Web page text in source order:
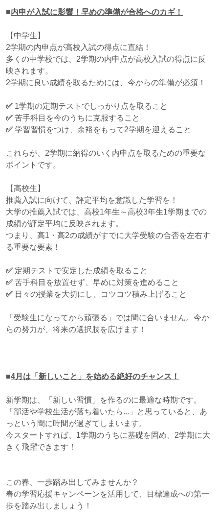
■内申が入試に影響！早めの準備が合格へのカギ！
【中学生】
2学期の内申点が高校入試の得点に直結！
多くの中学校では、2学期の内申点が高校入試の得点に反
映されます。
2学期に良い成績を取るためには、今からの準備が必須！
✅ 1学期の定期テストでしっかり点を取ること
✅ 苦手科目を今のうちに克服すること
✅ 学習習慣をつけ、余裕をもって2学期を迎えること
これらが、2学期に納得のいく内申点を取るための重要な
ポイントです。
【高校生】
推薦入試に向けて、評定平均を意識した学習を！
大学の推薦入試では、高校1年生～高校3年生1学期までの
成績が評定平均に反映されます。
つまり、高1・高2の成績がすでに大学受験の合否を左右す
る重要な要素！
✅ 定期テストで安定した成績を取ること
✅ 苦手科目を放置せず、早めに対策を進めること
✅ 日々の授業を大切にし、コツコツ積み上げること
「受験生になってから頑張る」では間に合いません。今か
らの努力が、将来の選択肢を広げます！
■4月は「新しいこと」を始める絶好のチャンス！
新学期は、「新しい習慣」を作るのに最適な時期です。
「部活や学校生活が落ち着いたら...」と思っていると、あ
っという間に時間が過ぎてしまいます。
今スタートすれば、1学期のうちに基礎を固め、2学期に大
きく飛躍できます！
この春、一歩踏み出してみませんか？
春の学習応援キャンペーンを活用して、目標達成への第一
歩を踏み出しましょう！